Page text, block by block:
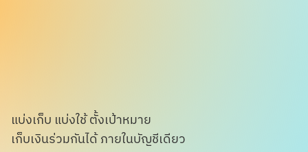
แบ่งเก็บ แบ่งใช้ ตั้งเป้าหมาย
เก็บเงินร่วมกันได้ ภายในบัญชีเดียว